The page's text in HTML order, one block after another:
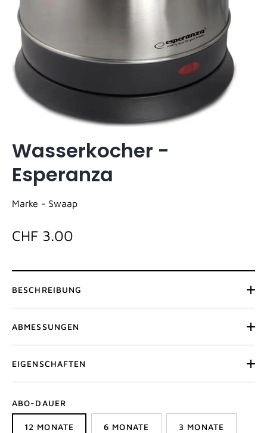
Wasserkocher -
Esperanza
Marke - Swaap
CHF 3.00
BESCHREIBUNG
ABMESSUNGEN
EIGENSCHAFTEN
ABO-DAUER
12 MONATE 6 MONATE 3 MONATE